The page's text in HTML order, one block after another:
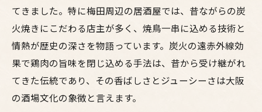
てきました。特に梅田周辺の居酒屋では、昔ながらの炭
火焼きにこだわる店主が多く、焼鳥一串に込める技術と
情熱が歴史の深さを物語っています。炭火の遠赤外線効
果で鶏肉の旨味を閉じ込める手法は、昔から受け継がれ
てきた伝統であり、その香ばしさとジューシーさは大阪
の酒場文化の象徴と言えます。